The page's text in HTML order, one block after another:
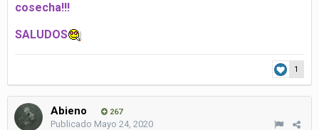
cosecha!!!
SALUDOS
1
Abieno 267
Publicado Mayo 24, 2020